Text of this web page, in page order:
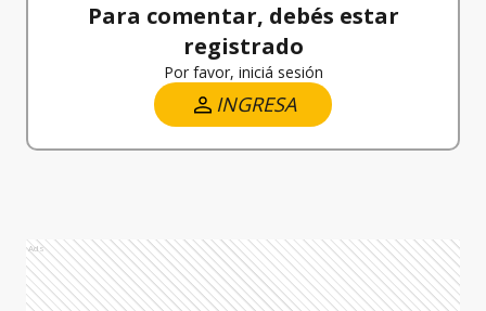
Para comentar, debés estar
registrado
Por favor, iniciá sesión
INGRESA
Ads